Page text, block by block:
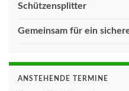
Schützensplitter
Gemeinsam für ein
ANSTEHENDE TERMINE